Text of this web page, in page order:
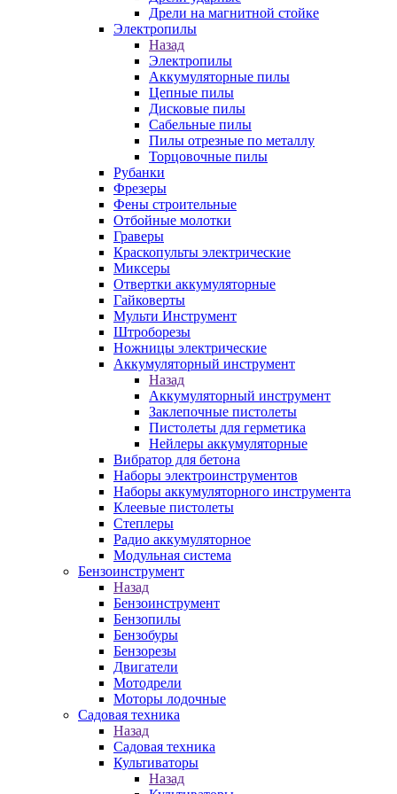
Дрели на магнитной стойке
Электропилы
Назад
Электропилы
Аккумуляторные пилы
Цепные пилы
Дисковые пилы
Сабельные пилы
Пилы отрезные по металлу
Торцовочные пилы
Рубанки
Фрезеры
Фены строительные
Отбойные молотки
Граверы
Краскопульты электрические
Миксеры
Отвертки аккумуляторные
Гайковерты
Мульти Инструмент
Штроборезы
Ножницы электрические
Аккумуляторный инструмент
Назад
Аккумуляторный инструмент
Заклепочные пистолеты
Пистолеты для герметика
Нейлеры аккумуляторные
Вибратор для бетона
Наборы электроинструментов
Наборы аккумуляторного инструмента
Клеевые пистолеты
Степлеры
Радио аккумуляторное
Модульная система
Бензоинструмент
Назад
Бензоинструмент
Бензопилы
Бензобуры
Бензорезы
Двигатели
Мотодрели
Моторы лодочные
Садовая техника
Назад
Садовая техника
Культиваторы
Назад